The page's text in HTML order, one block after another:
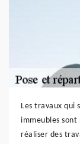
Les travaux qui
immeubles
réaliser des